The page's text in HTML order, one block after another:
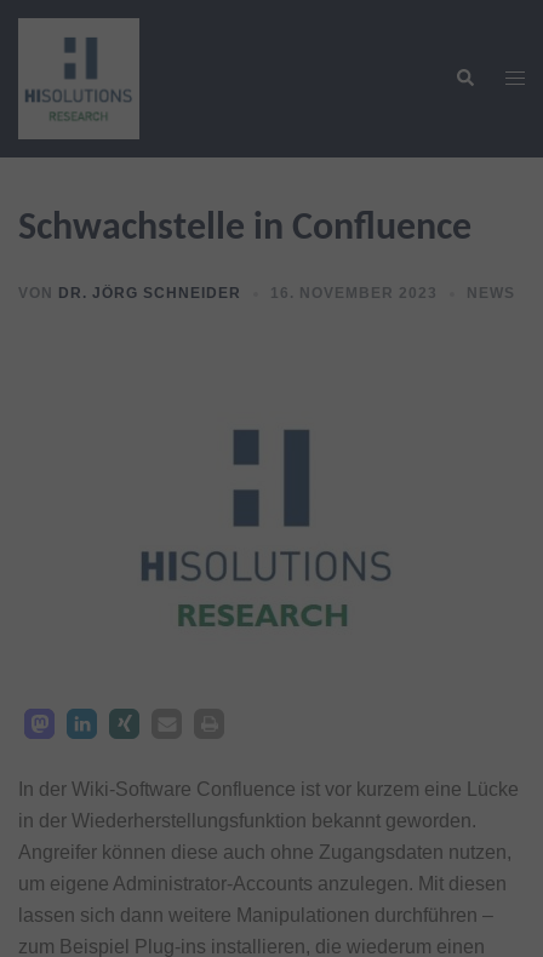
Zum
springen
Suche
Schwachstelle in Confluence
VON DR. JÖRG SCHNEIDER 16. NOVEMBER 2023 NEWS
In der Wiki-Software Confluence ist vor kurzem eine Lücke
in der Wiederherstellungsfunktion bekannt geworden.
Angreifer können diese auch ohne Zugangsdaten nutzen,
um eigene Administrator-Accounts anzulegen. Mit diesen
lassen sich dann weitere Manipulationen durchführen –
zum Beispiel Plug-ins installieren, die wiederum einen